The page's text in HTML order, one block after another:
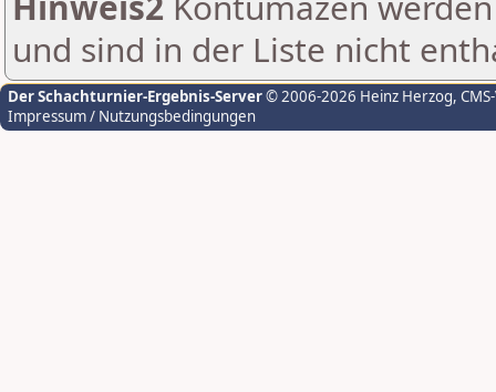
und sind in der Liste nicht
Der Schachturnier-Ergebnis-Server© 2006-2026 Heinz Herzog,
Impressum / Nutzungsbedingungen